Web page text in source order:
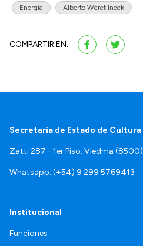
Energía Alberto Weretilneck
COMPARTIR EN:
Secretaría de Estado de Cultura
Zatti 287 - 1er Piso. Viedma (8500)
Whatsapp: (+54) 9 299 5769413
Institucional
Funciones